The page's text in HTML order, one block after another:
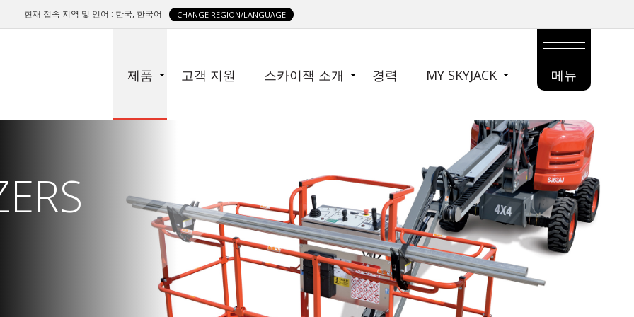
현재 접속 지역 및 언어 : 한국, 한국어 CHANGE REGION/LANGUAGE
SIDE
MENU
제품 고객 지원 스카이잭 소개 경력 MY SKYJACK
MAIN
MENU
메뉴